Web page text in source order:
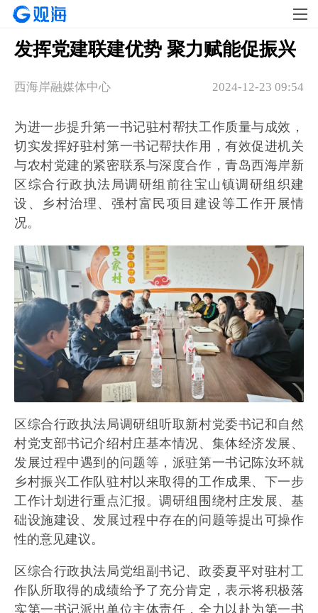
发挥党建联建优势 聚力赋能促振兴
2024-12-23 09:54
西海岸融媒体中心
为进一步提升第一书记驻村帮扶工作质量与成效，
切实发挥好驻村第一书记帮扶作用，有效促进机关
与农村党建的紧密联系与深度合作，青岛西海岸新
区综合行政执法局调研组前往宝山镇调研组织建
设、乡村治理、强村富民项目建设等工作开展情
况。
区综合行政执法局调研组听取新村党委书记和自然
村党支部书记介绍村庄基本情况、集体经济发展、
发展过程中遇到的问题等，派驻第一书记陈汝环就
乡村振兴工作队驻村以来取得的工作成果、下一步
工作计划进行重点汇报。调研组围绕村庄发展、基
础设施建设、发展过程中存在的问题等提出可操作
性的意见建议。
区综合行政执法局党组副书记、政委夏平对驻村工
作队所取得的成绩给予了充分肯定，表示将积极落
实第一书记派出单位主体责任，全力以赴为第一书